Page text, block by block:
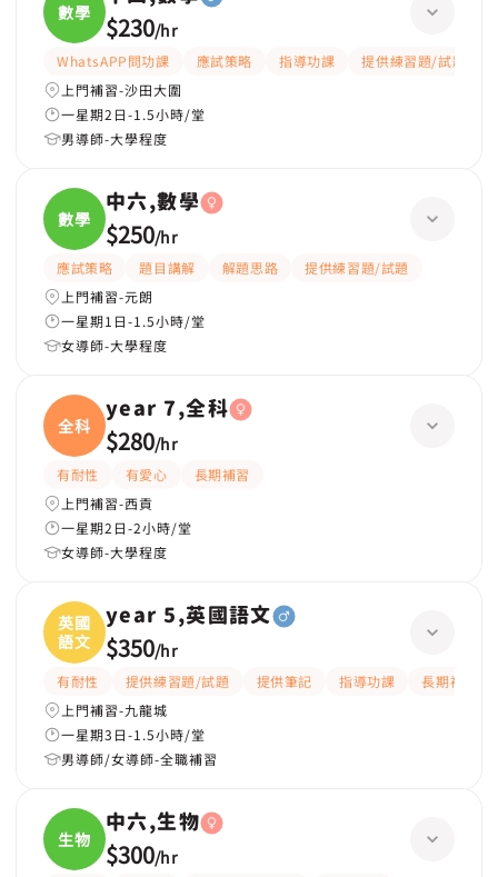
數學 $230/hr
WhatsAPP問功課 應試策略 指導功課 提供練習題/試題
上門補習-沙田大圍
一星期2日-1.5小時/堂
男導師-大學程度
數學
中六,數學
$250/hr
應試策略 題目講解 解題思路
提供練習題/試題
上門補習-元朗
一星期1日-1.5小時/堂
女導師-大學程度
全科
year 7,全科
$280/hr
有耐性 有愛心
長期補習
上門補習-西貢
一星期2日-2小時/堂
女導師-大學程度
英國
語文
year 5,英國語文
$350/hr
有耐性 提供練習題/試題 提供筆記 指導功課
長期補習
上門補習-九龍城
一星期3日-1.5小時/堂
男導師/女導師-全職補習
生物
中六,生物
$300/hr